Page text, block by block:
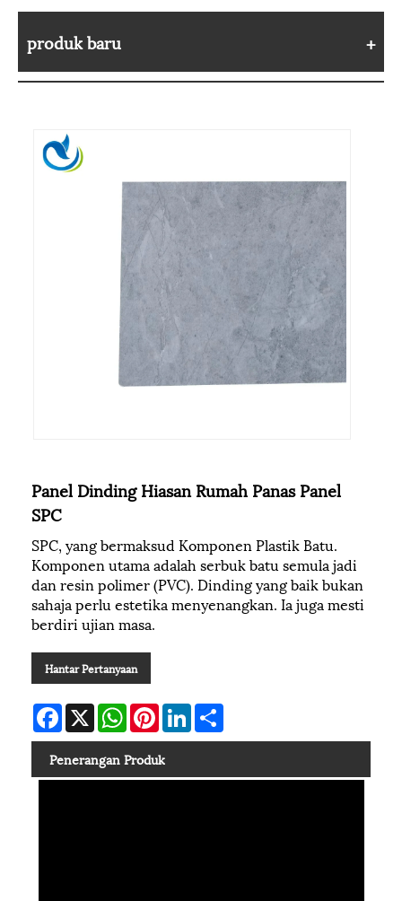
produk baru
Panel Dinding Hiasan Rumah Panas Panel
SPC
SPC, yang bermaksud Komponen Plastik Batu.
Komponen utama adalah serbuk batu semula jadi
dan resin polimer (PVC). Dinding yang baik bukan
sahaja perlu estetika menyenangkan. Ia juga mesti
berdiri ujian masa.
Hantar Pertanyaan
Facebook
X WhatsAppPinterestLinkedIn
Penerangan Produk